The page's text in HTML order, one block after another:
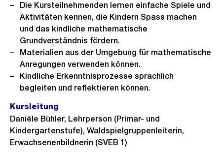
Die Kursteilnehmenden lernen einfache Spiele und
Aktivitäten kennen, die Kindern Spass machen
und das kindliche mathematische
Grundverständnis fördern.
Materialien aus der Umgebung für mathematische
Anregungen verwenden können.
Kindliche Erkenntnisprozesse sprachlich
begleiten und reflektieren können.
Kursleitung
Danièle Bühler, Lehrperson (Primar- und
Kindergartenstufe), Waldspielgruppenleiterin,
Erwachsenenbildnerin (SVEB 1)